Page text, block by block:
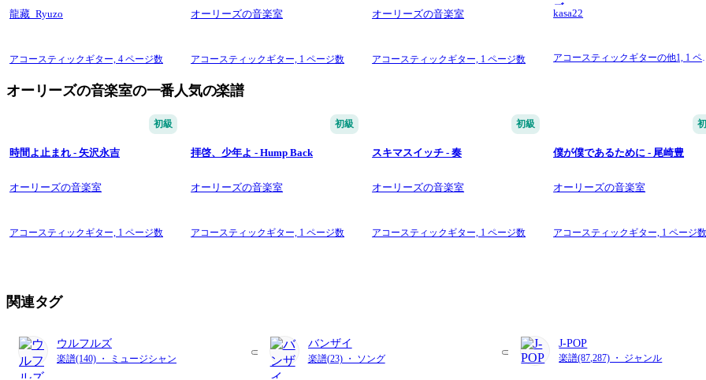
龍藏_Ryuzo
アコースティックギター, 4 ページ数
オーリーズの音楽室
アコースティックギター, 1 ページ数
オーリーズの音楽室
アコースティックギター, 1 ページ数
ズ
kasa22
アコースティックギターの他1, 1 ペ
オーリーズの音楽室の一番人気の楽譜
初級
時間よ止まれ - 矢沢永吉
オーリーズの音楽室
アコースティックギター, 1 ページ数
初級
拝啓、少年よ - Hump Back
オーリーズの音楽室
アコースティックギター, 1 ページ数
初級
スキマスイッチ - 奏
オーリーズの音楽室
アコースティックギター, 1 ページ数
僕が僕であるために - 尾崎豊
オーリーズの音楽室
アコースティックギター, 1 ページ数
関連タグ
ウルフルズ
楽譜(140) ・ ミュージシャン
バンザイ
楽譜(23) ・ ソング
J-POP
楽譜(87,287) ・ ジャンル